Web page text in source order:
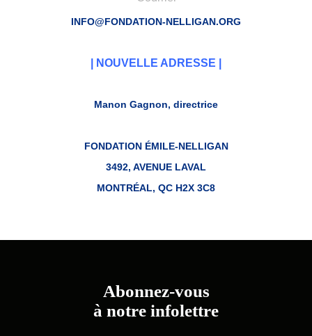
INFO@FONDATION-NELLIGAN.ORG
| NOUVELLE ADRESSE |
Manon Gagnon, directrice
FONDATION ÉMILE-NELLIGAN
3492, AVENUE LAVAL
MONTRÉAL, QC H2X 3C8
Abonnez-vous
à notre infolettre